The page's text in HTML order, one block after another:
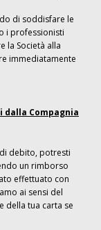
di soddisfare le
i professionisti
la Società alla
immediatamente
Compagnia
debito, potresti
un rimborso
effettuato con
ai sensi del
della tua carta se